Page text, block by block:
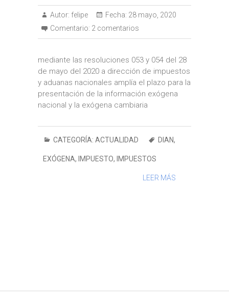
Autor: felipe Fecha: 28 mayo, 2020
Comentario: 2 comentarios
mediante las resoluciones 053 y 054 del 28
de mayo del 2020 a dirección de impuestos
y aduanas nacionales amplía el plazo para la
presentación de la información exógena
nacional y la exógena cambiaria
CATEGORÍA: ACTUALIDAD DIAN,
EXÓGENA, IMPUESTO, IMPUESTOS
LEER MÁS